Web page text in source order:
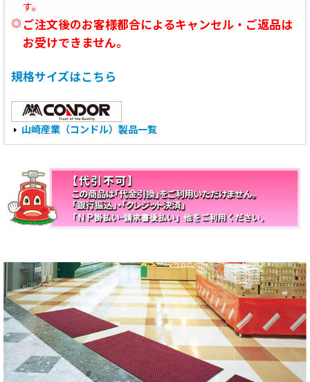
す。
◎ ご注文後のお客様都合によるキャンセル・ご返品は
お受けできません。
規格サイズはこちら
山崎産業（コンドル）製品一覧